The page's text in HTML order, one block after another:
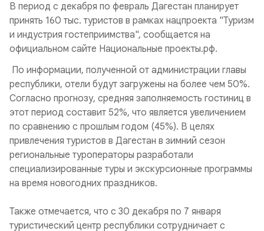
В период с декабря по февраль Дагестан планирует
принять 160 тыс. туристов в рамках нацпроекта "Туризм
и индустрия гостеприимства", сообщается на
официальном сайте Национальные проекты.рф.
По информации, полученной от администрации главы
республики, отели будут загружены на более чем 50%.
Согласно прогнозу, средняя заполняемость гостиниц в
этот период составит 52%, что является увеличением
по сравнению с прошлым годом (45%). В целях
привлечения туристов в Дагестан в зимний сезон
региональные туроператоры разработали
специализированные туры и экскурсионные программы
на время новогодних праздников.
Также отмечается, что с 30 декабря по 7 января
туристический центр республики сотрудничает с